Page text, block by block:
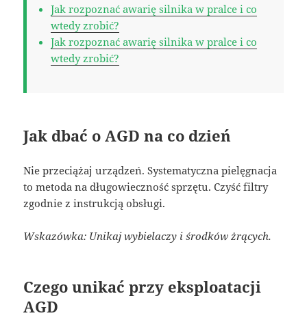
Jak rozpoznać awarię silnika w pralce i co
wtedy zrobić?
Jak rozpoznać awarię silnika w pralce i co
wtedy zrobić?
Jak dbać o AGD na co dzień
Nie przeciążaj urządzeń. Systematyczna pielęgnacja
to metoda na długowieczność sprzętu. Czyść filtry
zgodnie z instrukcją obsługi.
Wskazówka: Unikaj wybielaczy i środków żrących.
Czego unikać przy eksploatacji
AGD